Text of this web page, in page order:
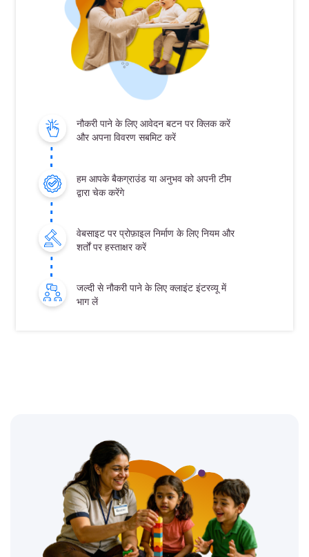
नौकरी पाने के लिए आवेदन बटन पर क्लिक करें
और अपना विवरण सबमिट करें
हम आपके बैकग्राउंड या अनुभव को अपनी टीम
द्वारा चेक करेंगे
वेबसाइट पर प्रोफ़ाइल निर्माण के लिए नियम और
शर्तों पर हस्ताक्षर करें
जल्दी से नौकरी पाने के लिए क्लाइंट इंटरव्यू में
भाग लें